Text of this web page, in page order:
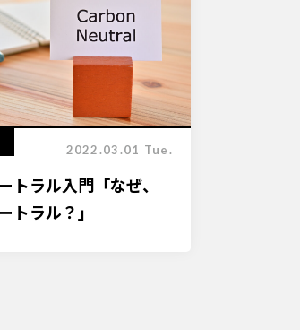
2022.03.01 Tue.
トラル入門「なぜ、
トラル？」